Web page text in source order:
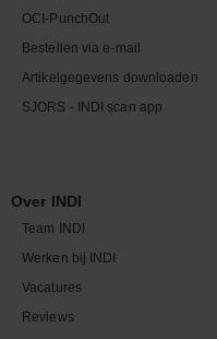
OCI-PunchOut
Bestellen via e-mail
Artikelgegevens downloaden
SJORS - INDI scan app
Over INDI
Team INDI
Werken bij INDI
Vacatures
Reviews